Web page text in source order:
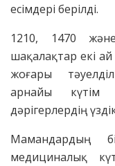
есімдері берілді.
1210, 1470
шақалақтар екі
жоғары
арнайы күтім
дәрігерлердің
Мамандардың
медициналық